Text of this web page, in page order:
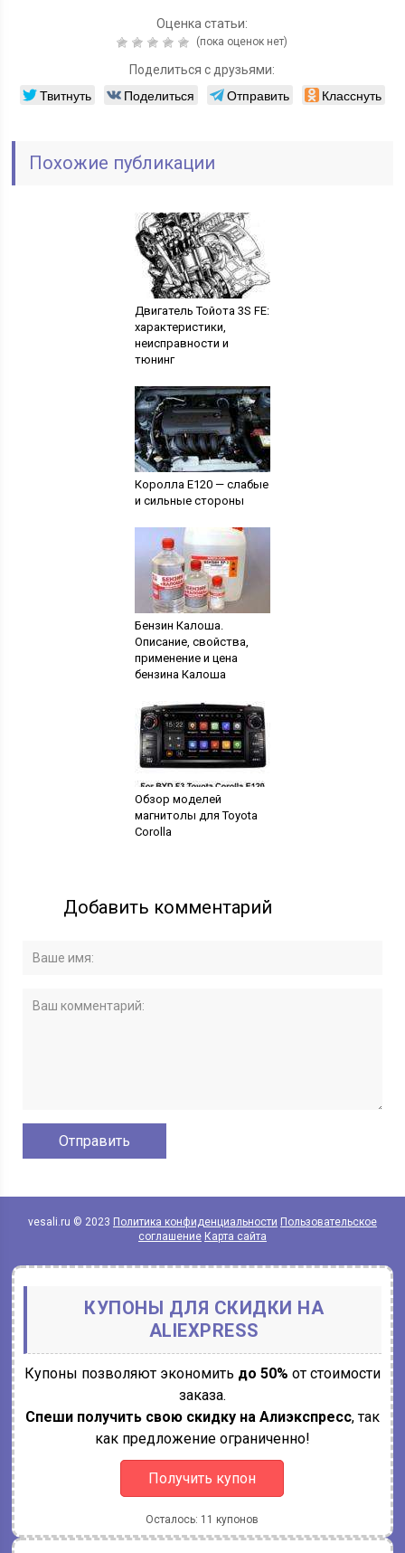
Оценка статьи:
(пока оценок нет)
Поделиться с друзьями:
Твитнуть Поделиться Отправить Класснуть
Похожие публикации
Двигатель Тойота 3S FE:
характеристики,
неисправности и
тюнинг
Королла Е120 — слабые
и сильные стороны
Бензин Калоша.
Описание, свойства,
применение и цена
бензина Калоша
Обзор моделей
магнитолы для Toyota
Corolla
Добавить комментарий
vesali.ru © 2023 Политика конфиденциальности Пользовательское
соглашение Карта сайта
КУПОНЫ ДЛЯ СКИДКИ НА
ALIEXPRESS
Купоны позволяют экономить до 50% от стоимости
заказа.
Спеши получить свою скидку на Алиэкспресс, так
как предложение ограниченно!
Получить купон
Осталось: 11 купонов